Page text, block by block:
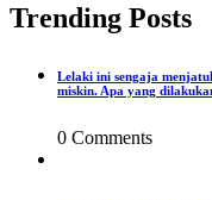
Trending Posts
Lelaki ini sengaja
miskin. Apa yang
0 Comments